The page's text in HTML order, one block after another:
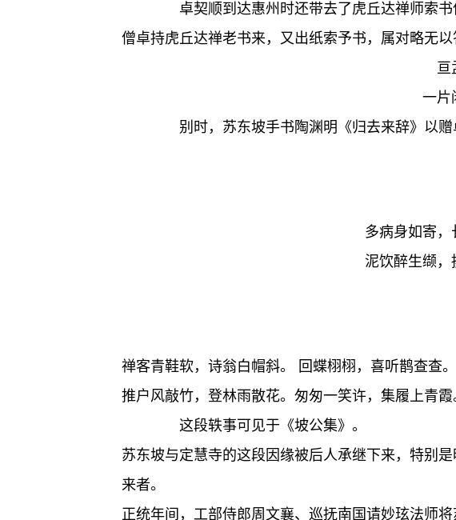
卓契顺到达惠州时还带去了虎丘达禅师索书
僧卓持虎丘达禅老书来，又出纸索予书，属对略无以
亘
一片
别时，苏东坡手书陶渊明《归去来辞》以赠
多病身如寄，
泥饮醉生缬，
禅客青鞋软，诗翁白帽斜。 回蝶栩栩，喜听鹊查查。
推户风敲竹，登林雨散花。匆匆一笑许，集履上青霞
这段轶事可见于《坡公集》。
苏东坡与定慧寺的这段因缘被后人承继下来，特别
来者。
正统年间，工部侍郎周文襄、巡抚南国请妙玹法师